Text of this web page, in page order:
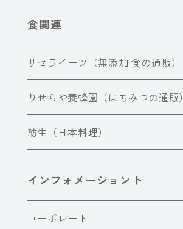
食関連
リセライーツ（無添加 食の通販）
りせらや養蜂園（はちみつの通販）
紡生（日本料理）
インフォメーショント
コーポレート